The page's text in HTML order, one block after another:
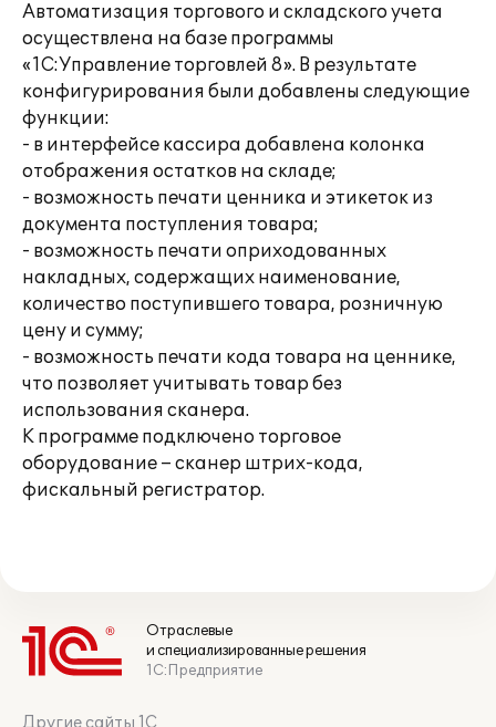
Автоматизация торгового и складского учета
осуществлена на базе программы
«1С:Управление торговлей 8». В результате
конфигурирования были добавлены следующие
функции:
- в интерфейсе кассира добавлена колонка
отображения остатков на складе;
- возможность печати ценника и этикеток из
документа поступления товара;
- возможность печати оприходованных
накладных, содержащих наименование,
количество поступившего товара, розничную
цену и сумму;
- возможность печати кода товара на ценнике,
что позволяет учитывать товар без
использования сканера.
К программе подключено торговое
оборудование – сканер штрих-кода,
фискальный регистратор.
Отраслевые
и специализированные решения
1С:Предприятие
Другие сайты 1С